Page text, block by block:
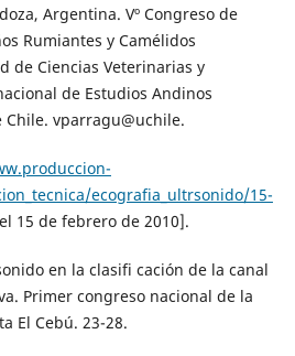
Argentina. Vº Congreso de
Rumiantes y Camélidos
de Ciencias Veterinarias y
de Estudios Andinos
Chile. vparragu@uchile.
ecografia_ultrsonido/15-
15 de febrero de 2010].
en la clasifi cación de la canal
Primer congreso nacional de la
El Cebú. 23-28.